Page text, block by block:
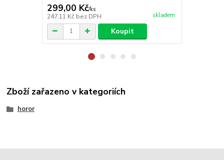
299,00 Kč/ks
247,11 Kč bez DPH skladem
Koupit
Zboží zařazeno v kategoriích
horor